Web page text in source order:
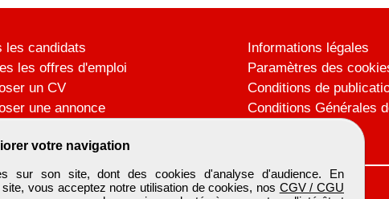
votre navigation
sur son site, dont des cookies d'analyse d'audience. En
vous acceptez notre utilisation de cookies, nos CGV / CGU
les candidats
les offres d'emploi
un CV
une annonce
Informations légales
Paramètres des
Conditions de
Conditions Générales